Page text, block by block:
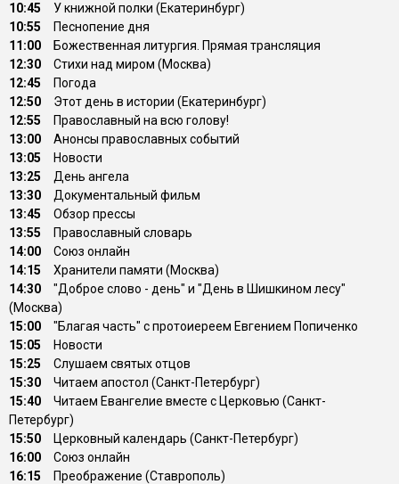
10:45
У книжной полки (Екатеринбург)
10:55
Песнопение дня
11:00
Божественная литургия. Прямая трансляция
12:30
Стихи над миром (Москва)
12:45
Погода
12:50
Этот день в истории (Екатеринбург)
12:55
Православный на всю голову!
13:00
Анонсы православных событий
13:05
Новости
13:25
День ангела
13:30
Документальный фильм
13:45
Обзор прессы
13:55
Православный словарь
14:00
Союз онлайн
14:15
Хранители памяти (Москва)
14:30
"Доброе слово - день" и "День в Шишкином лесу"
(Москва)
15:00
"Благая часть" с протоиереем Евгением Попиченко
15:05
Новости
15:25
Слушаем святых отцов
15:30
Читаем апостол (Санкт-Петербург)
15:40
Читаем Евангелие вместе с Церковью (Санкт-
Петербург)
15:50
Церковный календарь (Санкт-Петербург)
16:00
Союз онлайн
16:15
Преображение (Ставрополь)